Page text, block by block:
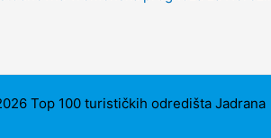
Top 100 turističkih odredišta Jadrana